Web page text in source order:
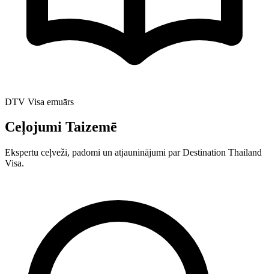
DTV Visa emuārs
Ceļojumi Taizemē
Ekspertu ceļveži, padomi un atjauninājumi par Destination Thailand
Visa.